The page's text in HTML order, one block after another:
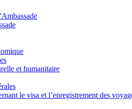
et humanitaire
le visa et l’enregistrement des